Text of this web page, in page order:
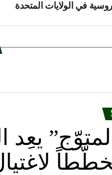
في الولايات المتحدة